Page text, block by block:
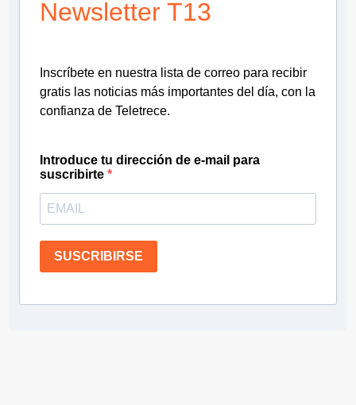
Newsletter T13
Inscríbete en nuestra lista de correo para recibir
gratis las noticias más importantes del día, con la
confianza de Teletrece.
Introduce tu dirección de e-mail para
suscribirte
SUSCRIBIRSE